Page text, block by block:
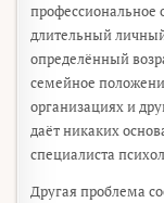
профессиональное
длительный
определённый
семейное
организациях и
даёт никаких
специалиста
Другая проблема